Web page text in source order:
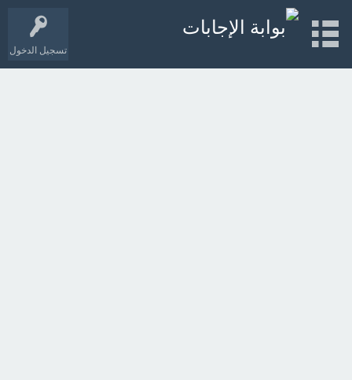
تسجيل الدخول